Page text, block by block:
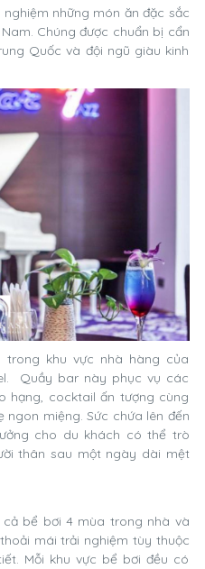
những món ăn đặc sắc
Chúng được chuẩn bị cẩn
Quốc và đội ngũ giàu kinh
khu vực nhà hàng của
Quầy bar này phục vụ các
hạng, cocktail ấn tượng cùng
miệng. Sức chứa lên đến
cho du khách có thể trò
thân sau một ngày dài mệt
bể bơi 4 mùa trong nhà và
mái trải nghiệm tùy thuộc
Mỗi khu vực bể bơi đều có